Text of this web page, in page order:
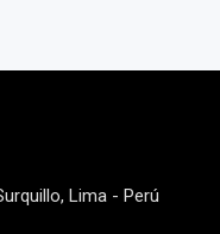
Lima - Perú